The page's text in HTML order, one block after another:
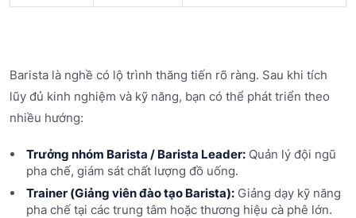
Barista là nghề có lộ trình thăng tiến rõ ràng. Sau khi tích
lũy đủ kinh nghiệm và kỹ năng, bạn có thể phát triển theo
nhiều hướng:
Trưởng nhóm Barista / Barista Leader:Quản lý đội ngũ
pha chế, giám sát chất lượng đồ uống.
Trainer (Giảng viên đào tạo Barista):Giảng dạy kỹ năng
pha chế tại các trung tâm hoặc thương hiệu cà phê lớn.